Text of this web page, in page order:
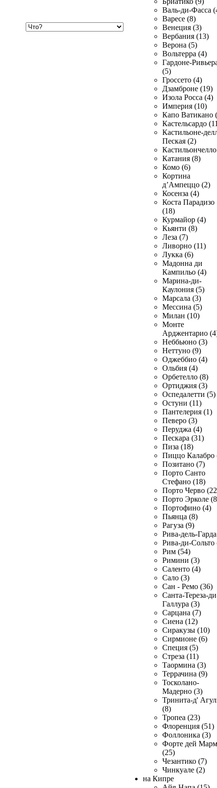
Валь-ди-Фасса
Варесе (8)
Венеция (3)
Вербания (13)
Верона (5)
Вольтерра (4)
Гардоне-
(5)
Гроссето (4)
Дзамброне (19)
Изола Росса (4)
Империя (10)
Капо Ватикано
Кастельсардо
Кастильоне-
Пеская (2)
Катания (8)
Комо (6)
Кортина
д’Ампеццо (2)
Косенза (4)
Коста Парадизо
(18)
Курмайор (4)
Кьянти (8)
Леза (7)
Ливорно (11)
Лукка (6)
Мадонна ди
Кампильо (4)
Марина-ди-
Каулония (5)
Марсала (3)
Мессина (5)
Милан (10)
Монте
Арджентарио
Неббьюно (3)
Неттуно (9)
Оджеббио (4)
Ольбия (4)
Орбетелло (8)
Ортиджия (3)
Оспедалетти (5)
Остуни (11)
Пантелерия (1)
Певеро (3)
Перуджа (4)
Пескара (31)
Пиза (18)
Пиццо Калабро
Позитано (7)
Порто Санто
Стефано (18)
Порто Черво
Порто Эрколе
Портофино (4)
Пьянца (8)
Рагуза (9)
Рива-дель-
Рива-ди-Сольто
Рим (54)
Римини (3)
Саленто (4)
Сало (3)
Сан - Ремо (36)
Санта-Тереза-
Галлура (3)
Сарцана (7)
Сиена (12)
Сиракузы (10)
Сирмионе (6)
Специя (5)
Стреза (11)
Таормина (3)
Террачина (9)
Тосколано-
Мадерно (3)
Тринита-д'
(8)
Тропеа (23)
Флоренция (51)
Фоллоника (3)
Форте дей
(25)
Чезантико (7)
Чинкуале (2)
на Кипре